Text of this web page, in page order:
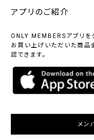
アプリのご紹介
ONLY MEMBERSアプリを
お買い上げいただいた商品
認できます。
メン